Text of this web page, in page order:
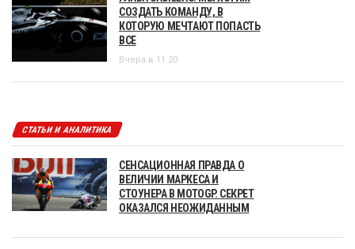
СОЗДАТЬ КОМАНДУ, В
КОТОРУЮ МЕЧТАЮТ ПОПАСТЬ
ВСЕ
Вчера в 11:20
СТАТЬИ И АНАЛИТИКА
СЕНСАЦИОННАЯ ПРАВДА О
ВЕЛИЧИИ МАРКЕСА И
СТОУНЕРА В MOTOGP. СЕКРЕТ
ОКАЗАЛСЯ НЕОЖИДАННЫМ